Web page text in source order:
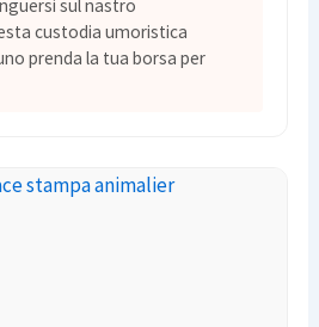
sul nastro
custodia umoristica
prenda la tua borsa per